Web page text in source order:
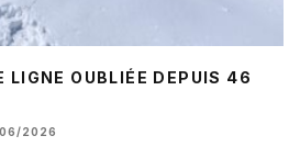
LIGNE OUBLIÉE DEPUIS 46
2026